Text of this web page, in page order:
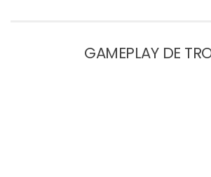
GAMEPLAY DE